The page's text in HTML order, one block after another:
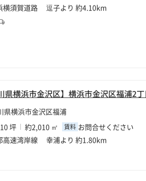
横須賀道路 逗子より 約4.10km
県横浜市金沢区福浦
坪 約2,010 ㎡ 賃料 お問合せください
高速湾岸線 幸浦より 約1.80km